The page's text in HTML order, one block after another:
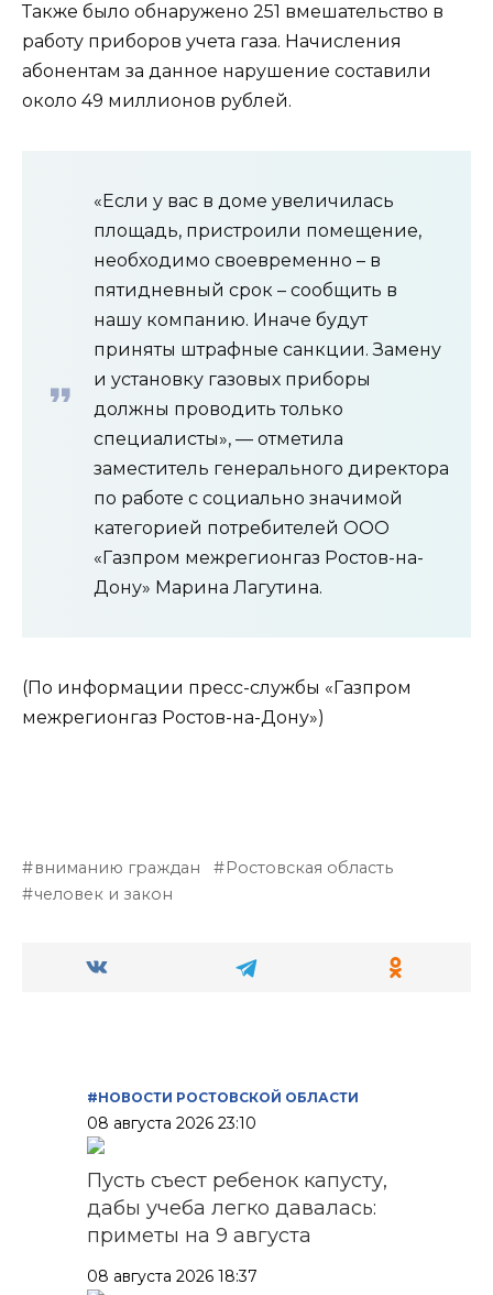
Также было обнаружено 251 вмешательство в
работу приборов учета газа. Начисления
абонентам за данное нарушение составили
около 49 миллионов рублей.
«Если у вас в доме увеличилась
площадь, пристроили помещение,
необходимо своевременно – в
пятидневный срок – сообщить в
нашу компанию. Иначе будут
приняты штрафные санкции. Замену
и установку газовых приборы
должны проводить только
специалисты», — отметила
заместитель генерального директора
по работе с социально значимой
категорией потребителей ООО
«Газпром межрегионгаз Ростов-на-
Дону» Марина Лагутина.
(По информации пресс-службы «Газпром
межрегионгаз Ростов-на-Дону»)
вниманию граждан
Ростовская область
человек и закон
#НОВОСТИ РОСТОВСКОЙ ОБЛАСТИ
08 августа 2026 23:10
Пусть съест ребенок капусту,
дабы учеба легко давалась:
приметы на 9 августа
08 августа 2026 18:37